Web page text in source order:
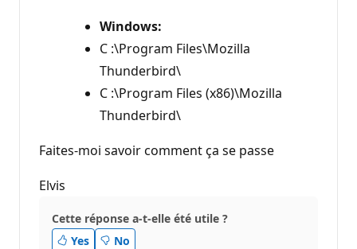
Windows:
C :\Program Files\Mozilla
Thunderbird\
C :\Program Files (x86)\Mozilla
Thunderbird\
Faites-moi savoir comment ça se passe
Elvis
Cette réponse a-t-elle été utile ?
Yes
No